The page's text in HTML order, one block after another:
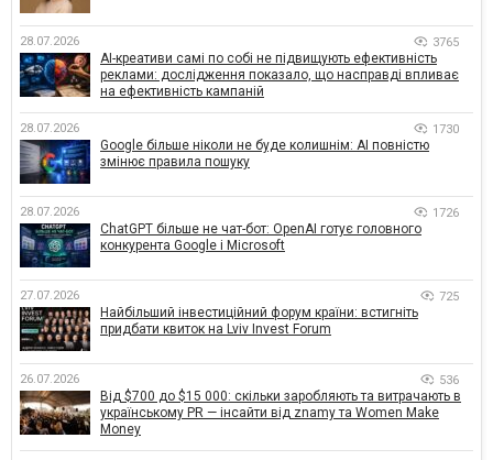
28.07.2026 3765
AI-креативи самі по собі не підвищують ефективність
реклами: дослідження показало, що насправді впливає
на ефективність кампаній
28.07.2026 1730
Google більше ніколи не буде колишнім: AI повністю
змінює правила пошуку
28.07.2026 1726
ChatGPT більше не чат-бот: OpenAI готує головного
конкурента Google і Microsoft
27.07.2026 725
Найбільший інвестиційний форум країни: встигніть
придбати квиток на Lviv Invest Forum
26.07.2026 536
Від $700 до $15 000: скільки заробляють та витрачають в
українському PR — інсайти від znamy та Women Make
Money